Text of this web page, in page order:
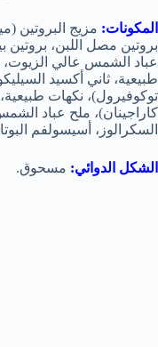
المكونات: مزيج البروتين
بروتين مصل اللبن،
عباد الشمس عالي
طبيعية، ثاني أكسيد
توكوفيرول)، نكهات
كاراجينان)، ملح عباد
السكرالوز، أسيسولفم
الشكل الدوائي: مسحوق.